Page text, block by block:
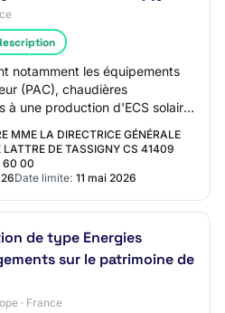
notamment les équipements
(PAC), chaudières
à une production d'ECS solaire,
(CESI) et…
MME LA DIRECTRICE GÉNÉRALE
DE TASSIGNY CS 41409
60 00
Date limite: 11 mai 2026
de type Energies
sur le patrimoine de
· France